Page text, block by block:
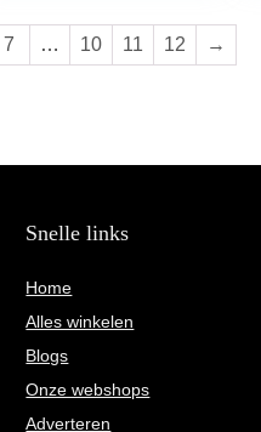
7 … 10 11 12 →
Snelle links
Home
Alles winkelen
Blogs
Onze webshops
Adverteren